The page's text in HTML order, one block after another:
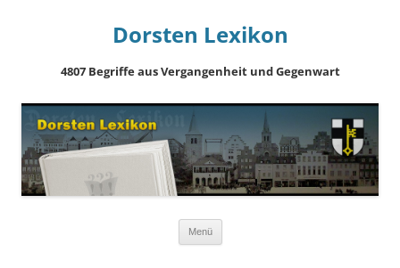
Dorsten Lexikon
4807 Begriffe aus Vergangenheit und Gegenwart
Menü